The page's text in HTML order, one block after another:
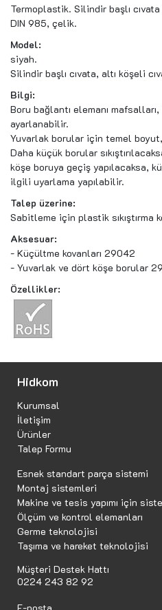
Termoplastik. Silindir başlı
DIN 985, çelik.
Model:
siyah.
Silindir başlı cıvata, altı köşeli
Bilgi:
Boru bağlantı elemanı
ayarlanabilir.
Yuvarlak borular için temel
Daha küçük borular
köşe boruya geçiş yapılacaksa,
ilgili uyarlama yapılabilir.
Talep üzerine:
Sabitleme için plastik sıkıştırma
Aksesuar:
- Küçültme kovanları 29042
- Yuvarlak ve dört köşe borular
Özellikler:
Hidkom
Kurumsal
İletişim
Ürünler
Talep Formu
Esnek standart parça sistemi
Montaj sistemleri
Makine ve tesis yapımı için
Ölçüm ve kontrol elemanları
Germe teknolojisi
Taşıma ve hareket teknolojisi
Müşteri Destek Hattı
0224 243 82 92